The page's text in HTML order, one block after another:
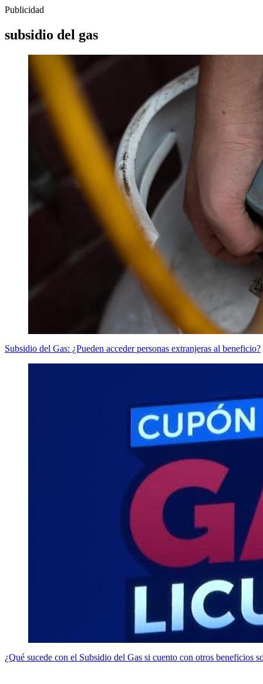
Publicidad
subsidio del gas
Subsidio del Gas: ¿Pueden acceder personas extranjeras al beneficio?
¿Qué sucede con el Subsidio del Gas si cuento con otros beneficios